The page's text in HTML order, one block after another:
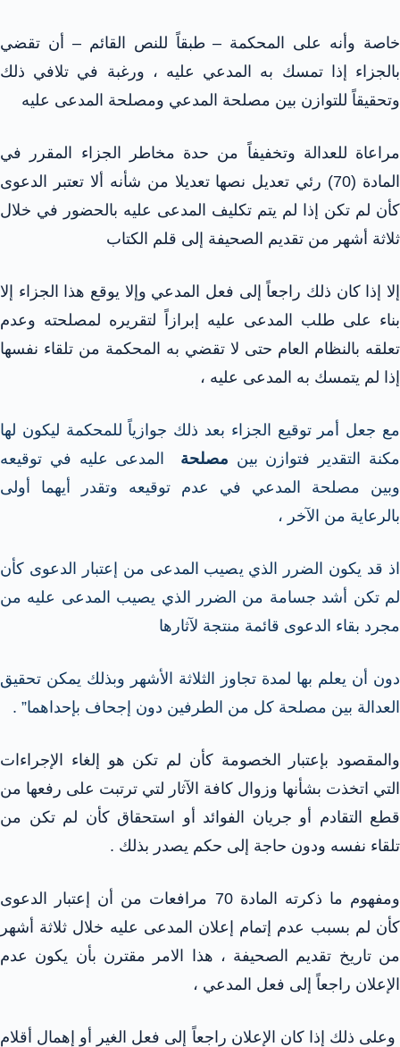
خاصة وأنه على المحكمة – طبقاً للنص القائم – أن تقضي
بالجزاء إذا تمسك به المدعي عليه ، ورغبة في تلافي ذلك
وتحقيقاً للتوازن بين مصلحة المدعي ومصلحة المدعى عليه
مراعاة للعدالة وتخفيفاً من حدة مخاطر الجزاء المقرر في
المادة (70) رئي تعديل نصها تعديلا من شأنه ألا تعتبر الدعوى
كأن لم تكن إذا لم يتم تكليف المدعى عليه بالحضور في خلال
ثلاثة أشهر من تقديم الصحيفة إلى قلم الكتاب
إلا إذا كان ذلك راجعاً إلى فعل المدعي وإلا يوقع هذا الجزاء إلا
بناء على طلب المدعى عليه إبرازاً لتقريره لمصلحته وعدم
تعلقه بالنظام العام حتى لا تقضي به المحكمة من تلقاء نفسها
إذا لم يتمسك به المدعى عليه ،
مع جعل أمر توقيع الجزاء بعد ذلك جوازياً للمحكمة ليكون لها
مكنة التقدير فتوازن بين مصلحة
المدعى عليه في توقيعه
وبين مصلحة المدعي في عدم توقيعه وتقدر أيهما أولى
بالرعاية من الآخر ،
اذ قد يكون الضرر الذي يصيب المدعى من إعتبار الدعوى كأن
لم تكن أشد جسامة من الضرر الذي يصيب المدعى عليه من
مجرد بقاء الدعوى قائمة منتجة لآثارها
دون أن يعلم بها لمدة تجاوز الثلاثة الأشهر وبذلك يمكن تحقيق
العدالة بين مصلحة كل من الطرفين دون إجحاف بإحداهما” .
والمقصود بإعتبار الخصومة كأن لم تكن هو إلغاء الإجراءات
التي اتخذت بشأنها وزوال كافة الآثار لتي ترتبت على رفعها من
قطع التقادم أو جريان الفوائد أو استحقاق كأن لم تكن من
تلقاء نفسه ودون حاجة إلى حكم يصدر بذلك .
ومفهوم ما ذكرته المادة 70 مرافعات من أن إعتبار الدعوى
كأن لم بسبب عدم إتمام إعلان المدعى عليه خلال ثلاثة أشهر
من تاريخ تقديم الصحيفة ، هذا الامر مقترن بأن يكون عدم
الإعلان راجعاً إلى فعل المدعي ،
وعلى ذلك إذا كان الإعلان راجعاً إلى فعل الغير أو إهمال أقلام